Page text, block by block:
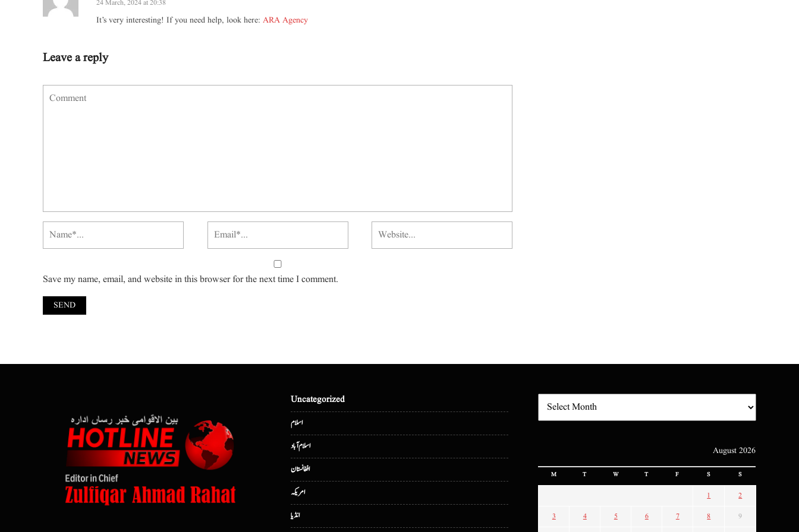
24 March, 2024 at 20:38
It’s very interesting! If you need help, look here: ARA Agency
Leave a reply
Save my name, email, and website in this browser for the next time I comment.
Uncategorized
اسلام
اسلام آباد
افغانستان
امریکہ
انڈیا
August 2026
M T W T F S S
1 2
3 4 5 6 7 8 9